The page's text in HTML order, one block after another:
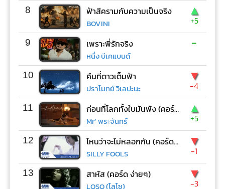
8 ฟ้าสีครามกับความเป็นจริง
BOVINI
▲
+5
9 เพราะพี่รักจริง
หนึ่ง บีเคแบนด์
-
10 คืนที่ดาวเต็มฟ้า
ปราโมทย์ วิเลปะนะ
▼
-4
11 ก่อนที่โลกทั้งใบมันพัง (คอร์ด ง่ายๆ)
Mr’ พระจันทร์
▲
+5
12 ไหนว่าจะไม่หลอกกัน (คอร์ด ง่ายๆ)
SILLY FOOLS
▼
-1
13 สาหัส (คอร์ด ง่ายๆ)
LOSO (โลโซ)
▼
-3